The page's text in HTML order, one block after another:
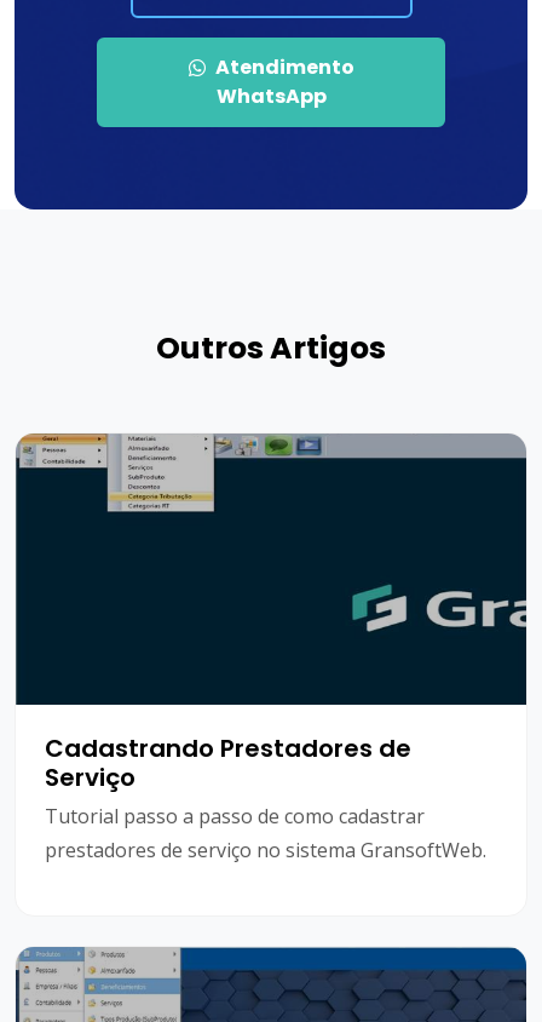
Atendimento
WhatsApp
Outros Artigos
Cadastrando Prestadores de
Serviço
Tutorial passo a passo de como cadastrar
prestadores de serviço no sistema GransoftWeb.